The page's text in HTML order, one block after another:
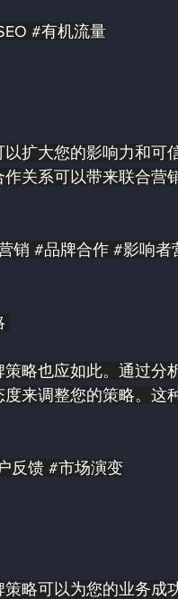
#有机流量
扩大您的影响力和可
关系可以带来联合营
销 #品牌合作 #影响者
略也应如此。通过分
来调整您的策略。这
反馈 #市场演变
略可以为您的业务